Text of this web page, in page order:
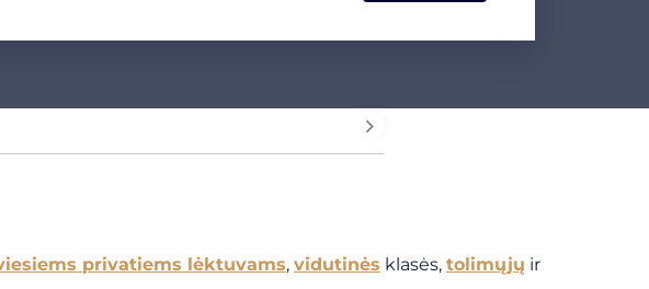
privatiems lėktuvams, vidutinės klasės, tolimųjų ir